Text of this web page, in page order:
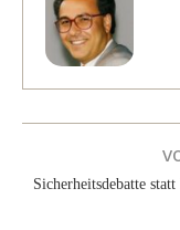
Sicherheitsdebatte